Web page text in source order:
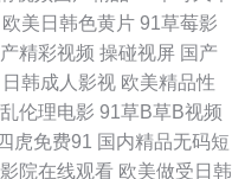
网站 九一看片入口 亚洲福利一
九草免费在线 夜福利第一区日
欧美日韩色黄片 91草莓影
精彩视频 操碰视屏 国产
日韩成人影视 欧美精品性
伦理电影 91草B草B视频
四虎免费91 国内精品无码短
院在线观看 欧美做受日韩